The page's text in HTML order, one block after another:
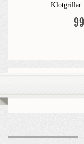
Klotgrillar